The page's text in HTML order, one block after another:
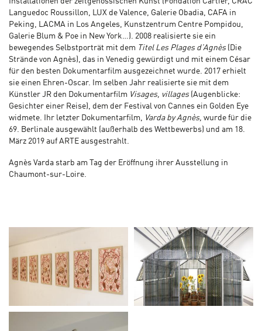
Languedoc Roussillon, LUX de Valence, Galerie Obadia, CAFA in
Peking, LACMA in Los Angeles, Kunstzentrum Centre Pompidou,
Galerie Blum & Poe in New York…). 2008 realisierte sie ein
bewegendes Selbstporträt mit dem Titel Les Plages d’Agnès(Die
Strände von Agnès), das in Venedig gewürdigt und mit einem César
für den besten Dokumentarfilm ausgezeichnet wurde. 2017 erhielt
sie einen Ehren-Oscar. Im selben Jahr realisierte sie mit dem
Künstler JR den Dokumentarfilm Visages, villages(Augenblicke:
Gesichter einer Reise), dem der Festival von Cannes ein Golden Eye
widmete. Ihr letzter Dokumentarfilm, Varda by Agnès, wurde für die
69. Berlinale ausgewählt (außerhalb des Wettbewerbs) und am 18.
März 2019 auf ARTE ausgestrahlt.
Agnès Varda starb am Tag der Eröffnung ihrer Ausstellung in
Chaumont-sur-Loire.